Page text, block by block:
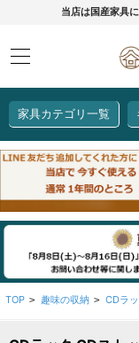
当店は国産家具
家具カテゴリ一覧
ここでしか買えない
生活感を隠してスッ
レンジ台【
TOP > 趣味の収納 > CDラ